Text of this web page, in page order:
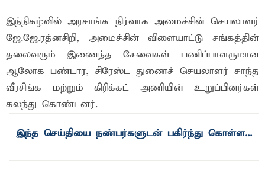
இந்நிகழ்வில் அரசாங்க நிர்வாக அமைச்சின் செயலாளர்
ஜே.ஜே.ரத்னசிறி, அமைச்சின் விளையாட்டு சங்கத்தின்
தலைவரும் இணைந்த சேவைகள் பணிப்பாளருமான
ஆலோக பண்டார, சிரேஸ்ட துணைச் செயலாளர் சாந்த
வீரசிங்க மற்றும் கிரிக்கட் அணியின் உறுப்பினர்கள்
கலந்து கொண்டனர்.